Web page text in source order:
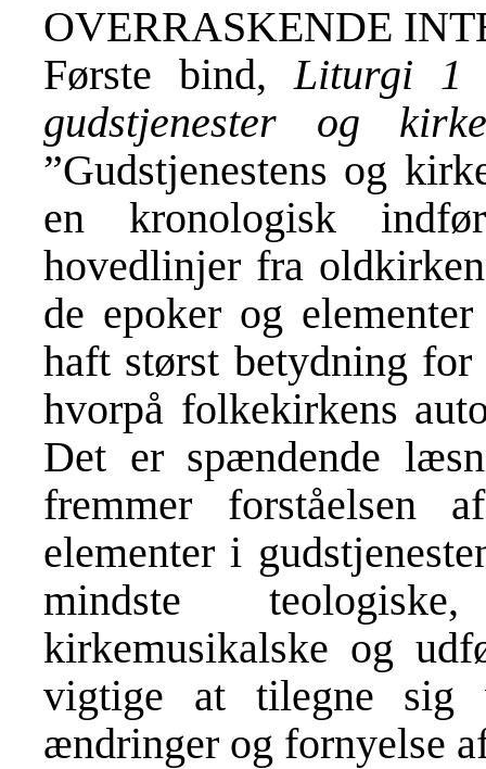
OVERRASKENDE
Første bind,Liturgi 1
gudstjenester og
”Gudstjenestens og
en kronologisk
hovedlinjer fra
de epoker og
haft størst betydning
hvorpå folkekirkens
Det er spændende
fremmer forståelsen
elementer i
mindste
kirkemusikalske og
vigtige at tilegne
ændringer og fornyelse